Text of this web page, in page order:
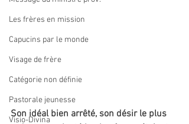
Les frères en mission
Capucins par le monde
Visage de frère
Catégorie non définie
Pastorale jeunesse
Visio-Divina
Son idéal bien arrêté, son désir le plus